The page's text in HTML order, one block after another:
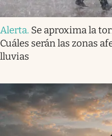
Alerta. Se aproxima la
Cuáles serán las zonas
lluvias